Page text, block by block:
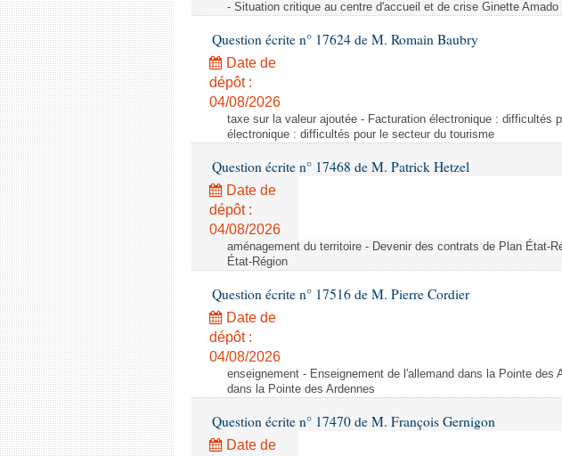
- Situation critique au centre d'accueil et de crise Ginette Amado
Question écrite n° 17624 de M. Romain Baubry
Date de
dépôt :
04/08/2026
taxe sur la valeur ajoutée - Facturation électronique : difficultés
électronique : difficultés pour le secteur du tourisme
Question écrite n° 17468 de M. Patrick Hetzel
Date de
dépôt :
04/08/2026
aménagement du territoire - Devenir des contrats de Plan État-
État-Région
Question écrite n° 17516 de M. Pierre Cordier
Date de
dépôt :
04/08/2026
enseignement - Enseignement de l'allemand dans la Pointe des
dans la Pointe des Ardennes
Question écrite n° 17470 de M. François Gernigon
Date de